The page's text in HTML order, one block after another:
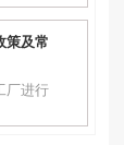
策及常
厂进行